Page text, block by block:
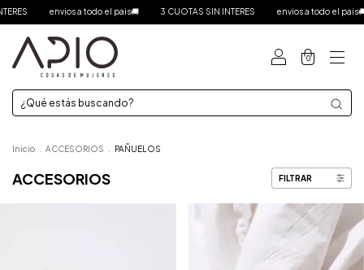
a todo el pais🚚 3 CUOTAS SIN INTERES envios a todo el pais🚚 3
0
Inicio ACCESORIOS PAÑUELOS
ACCESORIOS FILTRAR